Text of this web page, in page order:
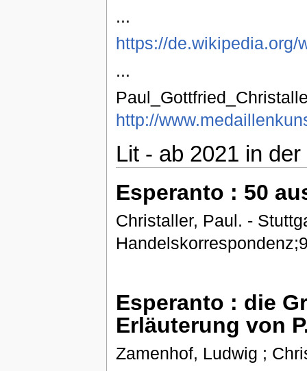
...
https://de.wikipedia.org/
...
http://
Lit - ab 2021 in
Esperanto : 50
Christaller, Paul. -
Esperanto : die
Erläuterung von
Zamenhof, Ludwig ;